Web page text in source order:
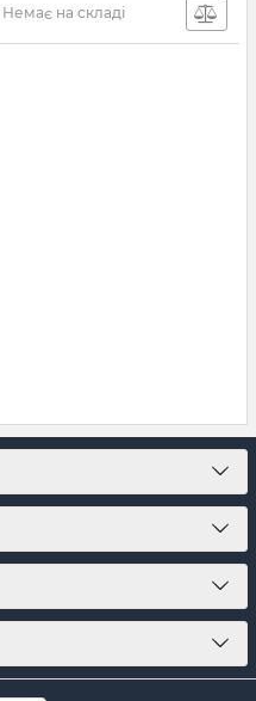
Немає на складі